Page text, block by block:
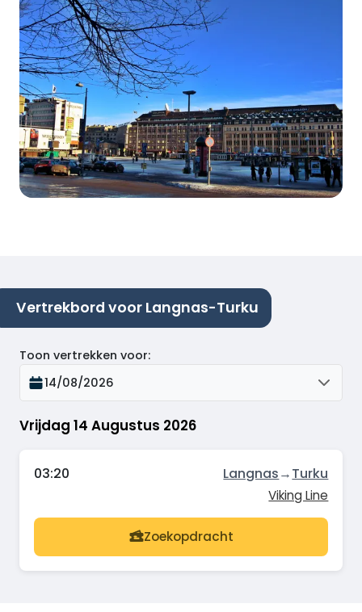
Vertrekbord voor Langnas-Turku
Vrijdag 14 Augustus 2026
Toon vertrekken voor:
14/08/2026
03:20 Langnas→Turku
Viking Line
Zoekopdracht